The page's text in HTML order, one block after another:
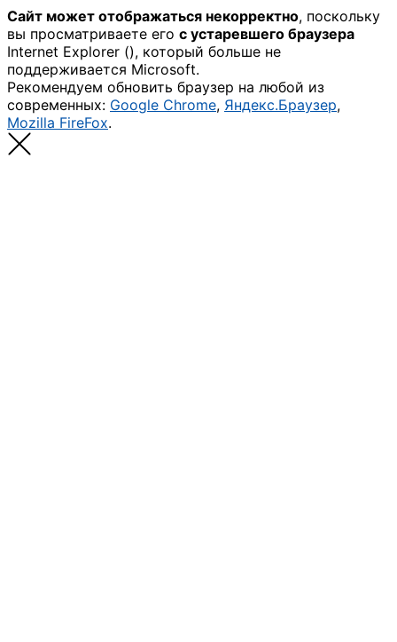
Сайт может отображаться некорректно, поскольку
вы просматриваете его с устаревшего браузера
Internet Explorer (), который больше не
поддерживается Microsoft.
Рекомендуем обновить браузер на любой из
современных: Google Chrome, Яндекс.Браузер,
Mozilla FireFox.